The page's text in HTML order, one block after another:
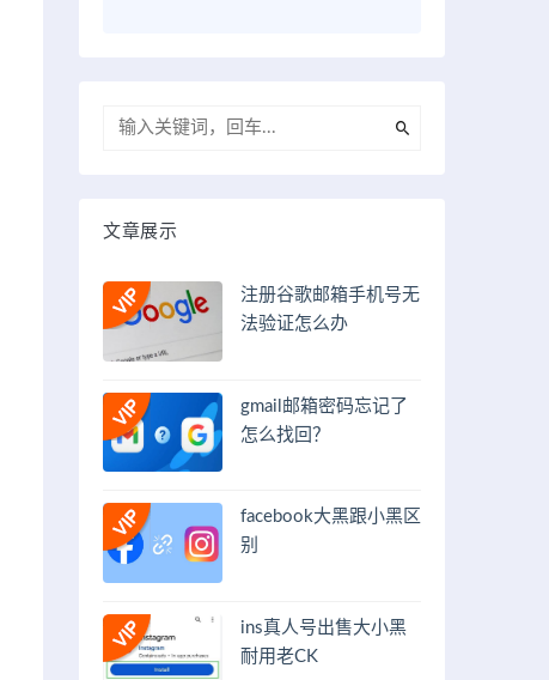
文章展示
注册谷歌邮箱手机号无
法验证怎么办
gmail邮箱密码忘记了
怎么找回？
facebook大黑跟小黑区
别
ins真人号出售大小黑
耐用老CK